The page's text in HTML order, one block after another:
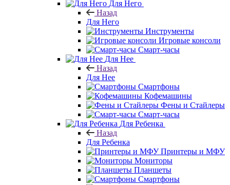
Для Него
Назад
Для Него
Инструменты
Игровые консоли
Смарт-часы
Для Нее
Назад
Для Нее
Смартфоны
Кофемашины
Фены и Стайлеры
Смарт-часы
Для Ребенка
Назад
Для Ребенка
Принтеры и МФУ
Мониторы
Планшеты
Смартфоны